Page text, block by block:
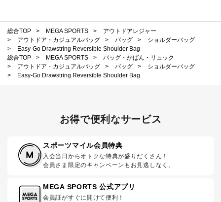
総合TOP > MEGA SPORTS >
アウトドアレジャー
>
アウトドア・カジュアルバッグ > バッグ >
ショルダーバッグ
>
Easy-Go Drawstring Reversible Shoulder Bag
総合TOP
> MEGA SPORTS >
バッグ・かばん・リュック
>
アウトドア・カジュアルバッグ > バッグ >
ショルダーバッグ
>
Easy-Go Drawstring Reversible Shoulder Bag
お得で便利なサービス
スポーツマイル会員特典
入会当日からオトクな特典が盛りだくさん！
会員さま限定のキャンペーンもお見逃しなく。
MEGA SPORTS 公式アプリ
会員証がすぐに開けて便利！